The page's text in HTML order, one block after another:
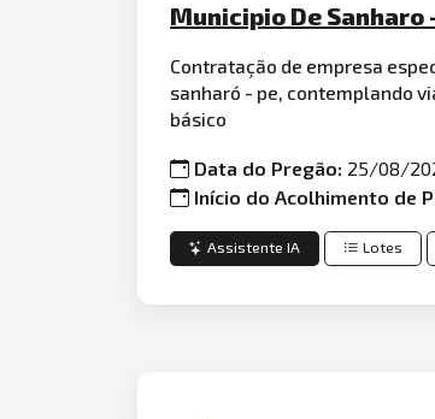
Municipio De
Contratação de empresa
sanharó - pe, contemplando
básico
Data do Pregão: 25/08/
Início do Acolhimento de
Assistente IA Lotes